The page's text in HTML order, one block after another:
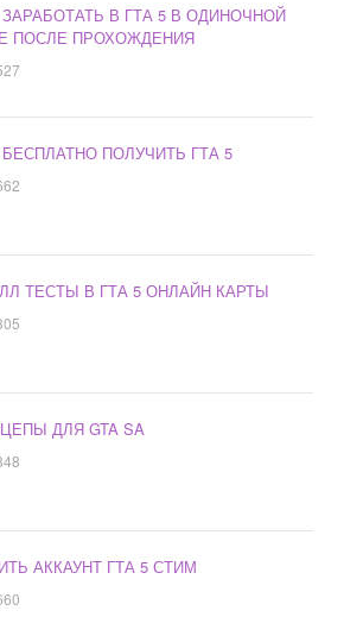
ЗАРАБОТАТЬ В ГТА 5 В ОДИНОЧНОЙ
ПОСЛЕ ПРОХОЖДЕНИЯ
БЕСПЛАТНО ПОЛУЧИТЬ ГТА 5
ТЕСТЫ В ГТА 5 ОНЛАЙН КАРТЫ
ДЛЯ GTA SA
АККАУНТ ГТА 5 СТИМ